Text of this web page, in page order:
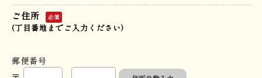
ご住所 必須
(丁目番地までご入力ください)
郵便番号